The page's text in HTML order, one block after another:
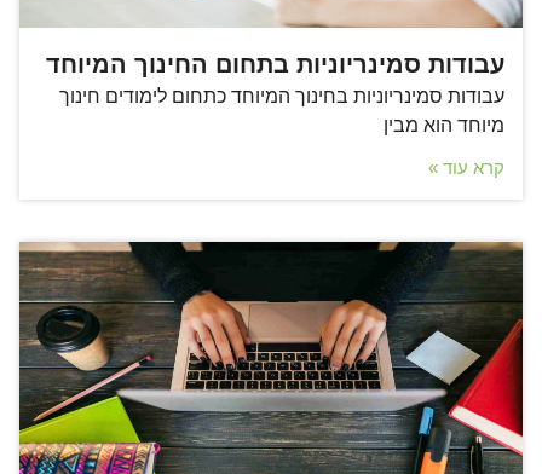
עבודות סמינריוניות בתחום החינוך המיוחד
עבודות סמינריוניות בחינוך המיוחד כתחום לימודים חינוך
מיוחד הוא מבין
קרא עוד »